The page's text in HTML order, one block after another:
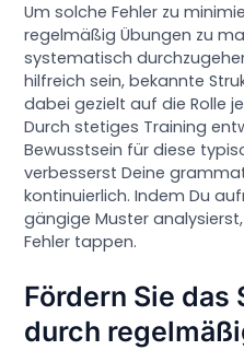
Um solche Fehler zu
regelmäßig Übungen zu
systematisch
hilfreich sein, bekannte
dabei gezielt auf die Rolle
Durch stetiges Training
Bewusstsein für diese
verbesserst Deine
kontinuierlich. Indem Du
gängige Muster
Fehler tappen.
Fördern Sie das
durch